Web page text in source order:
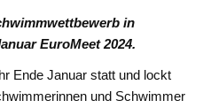
in
EuroMeet2024.
Ende Januar statt und lockt
und Schwimmer